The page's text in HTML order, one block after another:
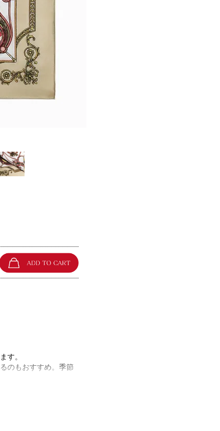
す。
のもおすすめ。季節